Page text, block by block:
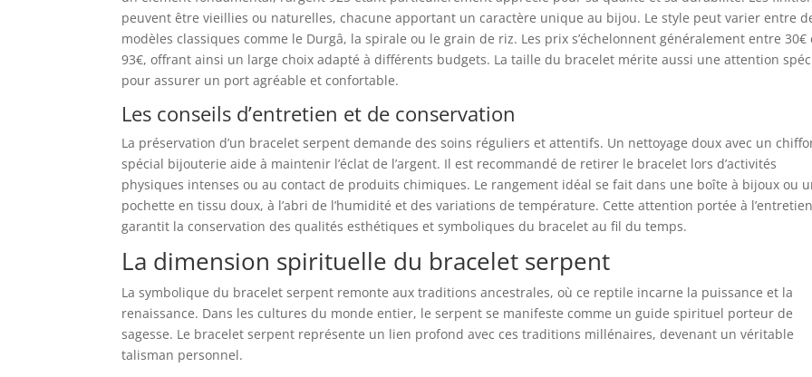
peuvent être vieillies ou naturelles, chacune apportant un caractère unique au bijou. Le style peut varier entre
modèles classiques comme le Durgâ, la spirale ou le grain de riz. Les prix s’échelonnent généralement entre 30€
93€, offrant ainsi un large choix adapté à différents budgets. La taille du bracelet mérite aussi une attention
pour assurer un port agréable et confortable.
Les conseils d’entretien et de conservation
La préservation d’un bracelet serpent demande des soins réguliers et attentifs. Un nettoyage doux avec un
spécial bijouterie aide à maintenir l’éclat de l’argent. Il est recommandé de retirer le bracelet lors d’activités
physiques intenses ou au contact de produits chimiques. Le rangement idéal se fait dans une boîte à bijoux ou
pochette en tissu doux, à l’abri de l’humidité et des variations de température. Cette attention portée à l’entretien
garantit la conservation des qualités esthétiques et symboliques du bracelet au fil du temps.
La dimension spirituelle du bracelet serpent
La symbolique du bracelet serpent remonte aux traditions ancestrales, où ce reptile incarne la puissance et la
renaissance. Dans les cultures du monde entier, le serpent se manifeste comme un guide spirituel porteur de
sagesse. Le bracelet serpent représente un lien profond avec ces traditions millénaires, devenant un véritable
talisman personnel.